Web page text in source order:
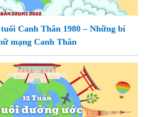
Canh Thân 1980 – Những bí
mạng Canh Thân